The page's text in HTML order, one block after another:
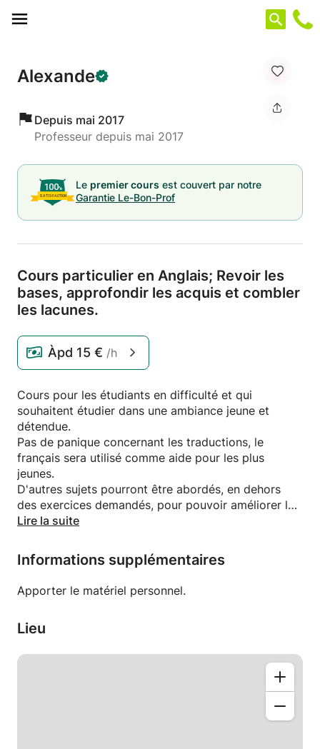
Alexande
Depuis mai 2017
Professeur depuis mai 2017
Le premier cours est couvert par notre
Garantie Le-Bon-Prof
Cours particulier en Anglais; Revoir les
bases, approfondir les acquis et combler
les lacunes.
Àpd 15 € /h
Cours pour les étudiants en difficulté et qui
souhaitent étudier dans une ambiance jeune et
détendue.
Pas de panique concernant les traductions, le
français sera utilisé comme aide pour les plus
jeunes.
D'autres sujets pourront être abordés, en dehors
des exercices demandés, pour pouvoir améliorer le
dialogue et pour apprendre à utiliser des
Lire la suite
Informations supplémentaires
Apporter le matériel personnel.
Lieu